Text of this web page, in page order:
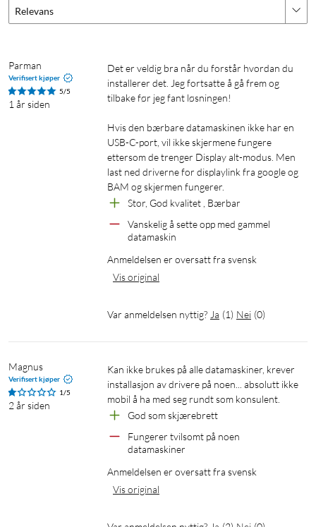
Brede betraktningsvinkler
ZenScreen MB14AC har et Full HD-panel med 1920x1080-
gir mer fleksibilitet når du skal oppgradere skjermen, slik at du
får fantastiske farger og kontrast, selv i ekstreme
betraktningsvinkler.
Beskytt øynene dine med ASUS Eye Care-
ASUS blue light-filter – Eksklusiv ASUS Ultra-Low Blue
Light-teknologi beskytter øynene dine mot skadelig
blått lys. Det finnes fire filterinnstillinger for blått lys
som du enkelt kan finne gjennom skjermmenyen via
ASUS Flicker-free-teknologi – si farvel til anstrengte
øyne. ZenScreen MB14AC kommer med TÜV
reduserer flimmer og gir en mer komfortabel
risikoen for overanstrengelse av øynene, spesielt når du
Spesifikasjoner
Oppløsning: 1920x1080
Høyeste lysstyrke: 220 cd/m²
Tilkobling for USB-C/USB-A
Relevans
Parman
Verifisert kjøper
5/5
1 år siden
Det er veldig bra når du forstår hvordan du
installerer det. Jeg fortsatte å gå frem og
tilbake før jeg fant løsningen!
Hvis den bærbare datamaskinen ikke har en
USB-C-port, vil ikke skjermene fungere
ettersom de trenger Display alt-modus. Men
last ned driverne for displaylink fra google og
BAM og skjermen fungerer.
Stor, God kvalitet , Bærbar
Vanskelig å sette opp med gammel
datamaskin
Anmeldelsen er oversatt fra svensk
Vis original
Var anmeldelsen nyttig? Ja (1) Nei (0)
Magnus
Verifisert kjøper
1/5
2 år siden
Kan ikke brukes på alle datamaskiner, krever
installasjon av drivere på noen... absolutt ikke
mobil å ha med seg rundt som konsulent.
God som skjærebrett
Fungerer tvilsomt på noen
datamaskiner
Anmeldelsen er oversatt fra svensk
Vis original